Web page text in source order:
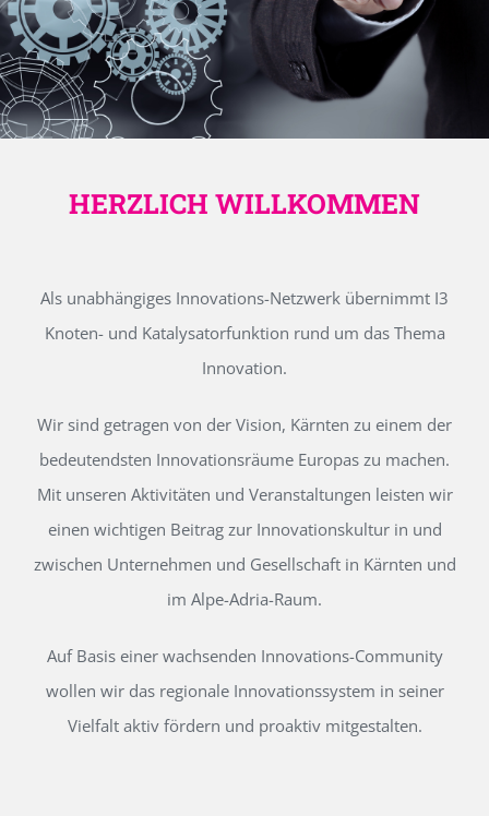
HERZLICH WILLKOMMEN
Als unabhängiges Innovations-Netzwerk übernimmt I3
Knoten- und Katalysatorfunktion rund um das Thema
Innovation.
Wir sind getragen von der Vision, Kärnten zu einem der
bedeutendsten Innovationsräume Europas zu machen.
Mit unseren Aktivitäten und Veranstaltungen leisten wir
einen wichtigen Beitrag zur Innovationskultur in und
zwischen Unternehmen und Gesellschaft in Kärnten und
im Alpe-Adria-Raum.
Auf Basis einer wachsenden Innovations-Community
wollen wir das regionale Innovationssystem in seiner
Vielfalt aktiv fördern und proaktiv mitgestalten.